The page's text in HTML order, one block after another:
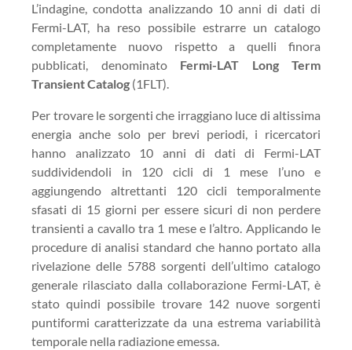
L’indagine, condotta analizzando 10 anni di dati di
Fermi-LAT, ha reso possibile estrarre un catalogo
completamente nuovo rispetto a quelli finora
pubblicati, denominatoFermi-LAT Long Term
Transient Catalog (1FLT).
Per trovare le sorgenti che irraggiano luce di altissima
energia anche solo per brevi periodi, i ricercatori
hanno analizzato 10 anni di dati di Fermi-LAT
suddividendoli in 120 cicli di 1 mese l’uno e
aggiungendo altrettanti 120 cicli temporalmente
sfasati di 15 giorni per essere sicuri di non perdere
transienti a cavallo tra 1 mese e l’altro. Applicando le
procedure di analisi standard che hanno portato alla
rivelazione delle 5788 sorgenti dell’ultimo catalogo
generale rilasciato dalla collaborazione Fermi-LAT, è
stato quindi possibile trovare 142 nuove sorgenti
puntiformi caratterizzate da una estrema variabilità
temporale nella radiazione emessa.